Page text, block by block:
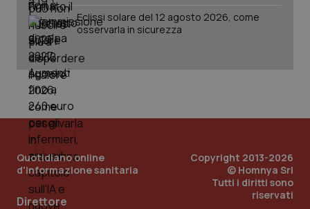
Tumore al seno
Tumore ovarico
Tumori del Polmone & Testa Collo
Tumori gastrointestinali
Ulcera & Reflusso
Vaccini
Eclissi solare del 12 agosto 2026, come
osservarla in sicurezza
Quotidiano online
d'informazione sanitaria
Direttore
Copyright 2013-2026
© Homnya Srl
Tutti i diritti sono
riservati
tracking-sites-ironfish-
tracking-enable
www.quotidianosanita.it
2